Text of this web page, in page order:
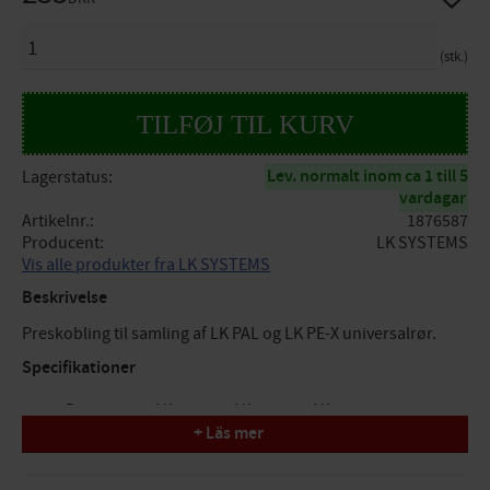
stk.
Lagerstatus
Lev. normalt inom ca 1 till 5
vardagar
Artikelnr.
1876587
Producent
LK SYSTEMS
Vis alle produkter fra LK SYSTEMS
Beskrivelse
Preskobling til samling af LK PAL og LK PE-X universalrør.
Specifikationer
Dimension: AX25mm x AX20mm x AX20mm
Tryk/Flow/Temp: PN10, maks. temp. +70°C (+95°C)
Funktion: pressamling tappevand/varme/køling
+ Läs mer